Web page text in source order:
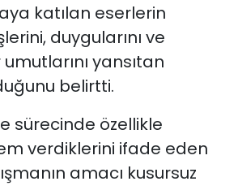
katılan eserlerin
duygularını ve
yansıtan
belirtti.
sürecinde özellikle
verdiklerini ifade eden
amacı kusursuz